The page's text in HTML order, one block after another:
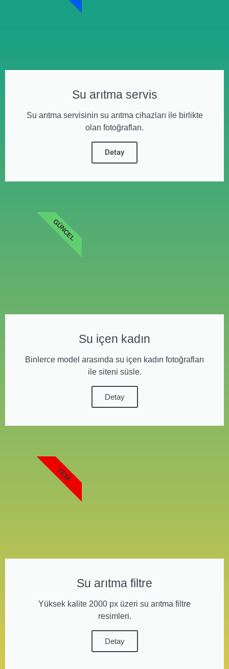
Su arıtma servis
Su arıtma servisinin su arıtma cihazları ile birlikte
olan fotoğrafları.
Detay
Su içen kadın
Binlerce model arasında su içen kadın fotoğrafları
ile siteni süsle.
Detay
GÜNCEL
Su arıtma filtre
Yüksek kalite 2000 px üzeri su arıtma filtre
resimleri.
Detay
YENI